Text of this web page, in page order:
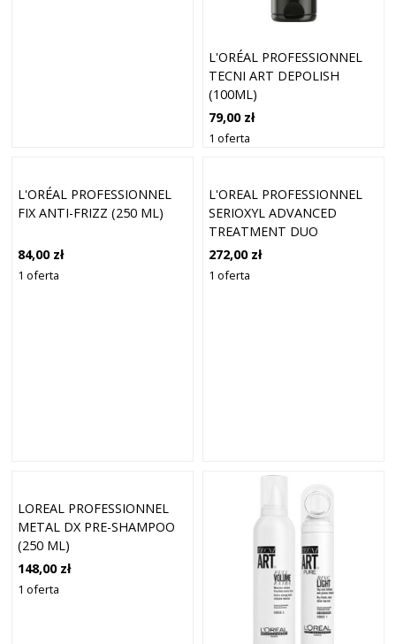
L'ORÉAL PROFESSIONNEL
TECNI ART DEPOLISH
(100ML)
79,00 zł
1 oferta
L'ORÉAL PROFESSIONNEL
FIX ANTI-FRIZZ (250 ML)
84,00 zł
1 oferta
L'OREAL PROFESSIONNEL
SERIOXYL ADVANCED
TREATMENT DUO
272,00 zł
1 oferta
LOREAL PROFESSIONNEL
METAL DX PRE-SHAMPOO
(250 ML)
148,00 zł
1 oferta